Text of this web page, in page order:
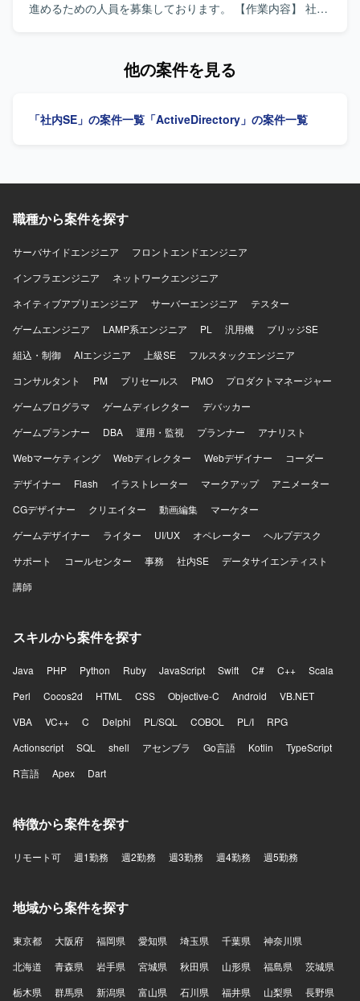
求めております。 関係者と円滑にコミュニケーションを取
貫して関わることができます。 MS系基盤やクラウド、セキ
系基盤（AD／Entra ID／M365／Intune）、クラウド基盤
進めるための人員を募集しております。 【作業内容】 社内
ます。 具体的には、クラウドサービスの利用検討、導入、
応する環境整備、ITコストの最適化、社内ネットワークの
り組んでいただける方を求めております。社内からの問い
改善を継続的に行っていただける方が望ましいです。 【ポ
るコーポレートITとして、クラウドサービスやMDMを活用
できます。端末管理から業務システム、ネットワークまで
裁量を持って担当できるため、情シスとしてのスキルを総
合的に高めていただけます。 【開発環境】 各種クラウドサ
ービス、MDMツール（Intune、Jamf Proなど）、
を行っていただきます。
他の案件を見る
「社内SE」の案件一覧 「ActiveDirectory」の案件一覧
職種から案件を探す
サーバサイドエンジニア
フロントエンドエンジニア
インフラエンジニア
ネットワークエンジニア
ネイティブアプリエンジニア
サーバーエンジニア
テスター
ゲームエンジニア
LAMP系エンジニア PL 汎用機
ブリッジSE
組込・制御
AIエンジニア 上級SE
フルスタックエンジニア
コンサルタント
PM プリセールス PMO
プロダクトマネージャー
ゲームプログラマ
ゲームディレクター
デバッカー
ゲームプランナー
DBA 運用・監視 プランナー
アナリスト
Webマーケティング
Webディレクター Webデザイナー
コーダー
デザイナー
Flash イラストレーター マークアップ
アニメーター
CGデザイナー
クリエイター 動画編集
マーケター
ゲームデザイナー
ライター UI/UX オペレーター
ヘルプデスク
サポート
コールセンター 事務 社内SE
データサイエンティスト
講師
スキルから案件を探す
Java PHP Python Ruby JavaScript Swift C# C++
Scala
Perl
Cocos2d HTML CSS Objective-C Android
VB.NET
VBA
VC++ C Delphi PL/SQL COBOL PL/I
RPG
Actionscript
SQL shell アセンブラ Go言語 Kotlin
TypeScript
R言語
Apex Dart
特徴から案件を探す
リモート可 週1勤務 週2勤務 週3勤務 週4勤務 週5勤務
地域から案件を探す
東京都 大阪府 福岡県 愛知県 埼玉県 千葉県
神奈川県
北海道
青森県 岩手県 宮城県 秋田県 山形県 福島県
茨城県
栃木県
群馬県 新潟県 富山県 石川県 福井県 山梨県 長野県